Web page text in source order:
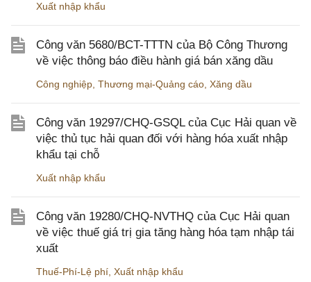
Xuất nhập khẩu
Công văn 5680/BCT-TTTN của Bộ Công Thương
về việc thông báo điều hành giá bán xăng dầu
Công nghiệp Thương mại-Quảng cáo Xăng dầu
Công văn 19297/CHQ-GSQL của Cục Hải quan về
việc thủ tục hải quan đối với hàng hóa xuất nhập
khẩu tại chỗ
Xuất nhập khẩu
Công văn 19280/CHQ-NVTHQ của Cục Hải quan
về việc thuế giá trị gia tăng hàng hóa tạm nhập tái
xuất
Thuế-Phí-Lệ phí Xuất nhập khẩu